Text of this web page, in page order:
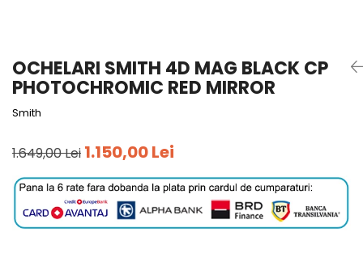
Curele
Underwear
OCHELARI SMITH 4D MAG BLACK CP
PHOTOCHROMIC RED MIRROR
Smith
1.649,00 Lei 1.150,00 Lei